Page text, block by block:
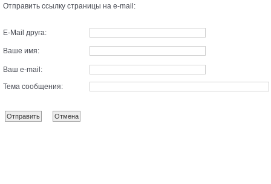
Отправить ссылку страницы на e-mail:
E-Mail друга:
Ваше имя:
Ваш e-mail:
Тема сообщения: